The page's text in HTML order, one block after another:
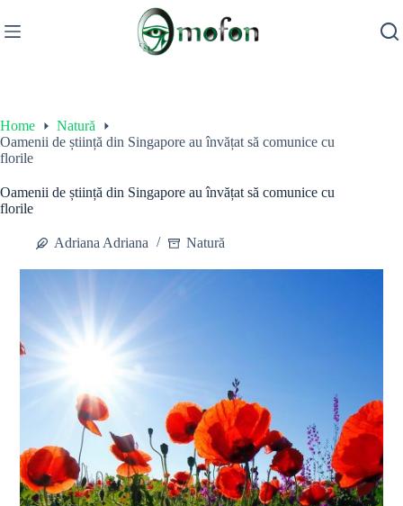
to
content
Home
Natură
Oamenii de știință din Singapore au învățat să comunice cu
florile
Oamenii de știință din Singapore au învățat să comunice cu
florile
Adriana Adriana Natură